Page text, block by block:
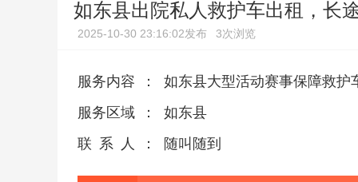
如东县出院私人救护车出租，长
2025-10-30 23:16:02发布 3次浏览
服务内容 ：
如东县大型活动赛事保障救护
服务区域
：
如东县
联系人
： 随叫随到